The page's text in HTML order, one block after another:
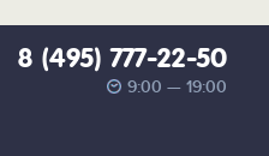
8 (495) 777-22-50
9:00 — 19:00